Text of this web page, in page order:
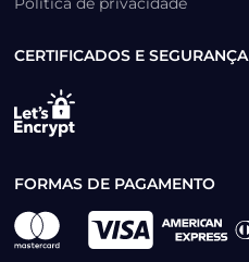
CERTIFICADOS E SEGURANÇA
FORMAS DE PAGAMENTO